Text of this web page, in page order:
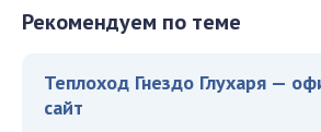
Рекомендуем по теме
Теплоход Гнездо Глухаря —
сайт